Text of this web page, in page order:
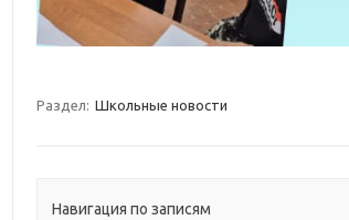
Раздел: Школьные новости
Навигация по записям